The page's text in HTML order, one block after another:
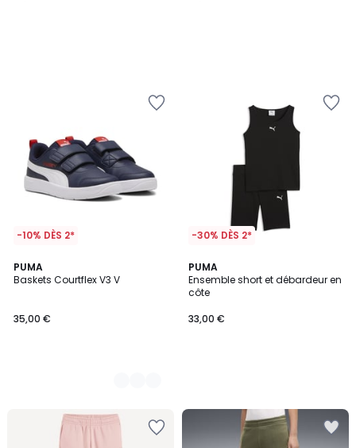
-10% DÈS 2*
PUMA
Baskets Courtflex V3 V
35,00 €
2
Couleurs
-30% DÈS 2*
PUMA
Ensemble short et débardeur en
côte
33,00 €